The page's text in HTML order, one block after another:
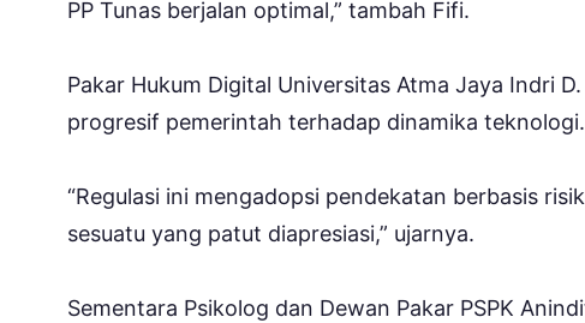
PP Tunas berjalan optimal,” tambah Fifi.
Pakar Hukum Digital Universitas Atma Jaya Indri
progresif pemerintah terhadap dinamika teknologi.
“Regulasi ini mengadopsi pendekatan berbasis
sesuatu yang patut diapresiasi,” ujarnya.
Sementara Psikolog dan Dewan Pakar PSPK